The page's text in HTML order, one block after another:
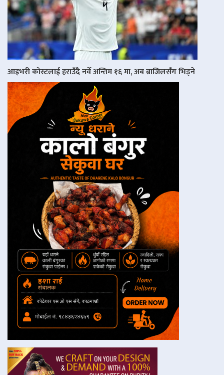
आइभरी कोस्टलाई हराउँदै नर्वे अन्तिम १६ मा, अब ब्राजिलसँग भिड्ने